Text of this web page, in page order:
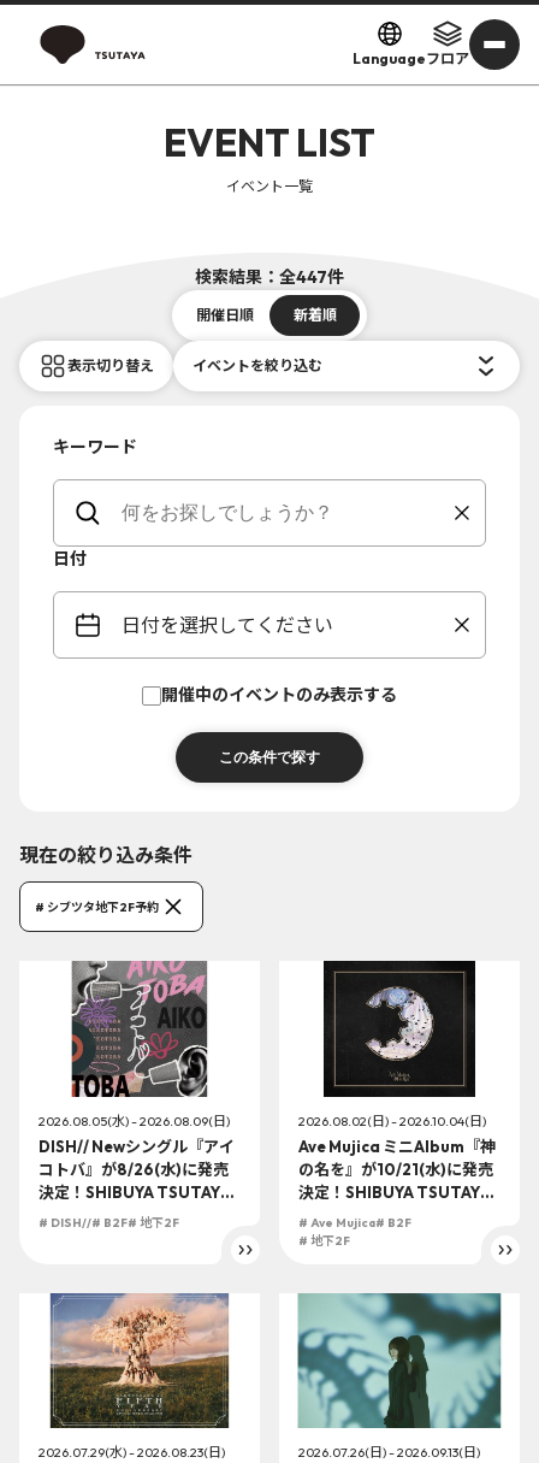
Languageフロア
EVENT LIST
イベント一覧
検索結果：全447件
開催日順 新着順
表示切り替え イベントを絞り込む
キーワード
日付
日付を選択してください
開催中のイベントのみ表示する
現在の絞り込み条件
# シブツタ地下2F予約
2026.08.05(水) - 2026.08.09(日)
DISH// Newシングル『アイ
コトバ』が8/26(水)に発売
決定！SHIBUYA TSUTAYA
地下2F店頭受取での予約購
# DISH//# B2F# 地下2F
2026.08.02(日) - 2026.10.04(日)
Ave Mujica ミニAlbum『神
の名を』が10/21(水)に発売
決定！SHIBUYA TSUTAYA
地下2F店頭受取での予約購
入の受付を開始！
# Ave Mujica# B2F
# 地下2F
2026.07.29(水) - 2026.08.23(日) 2026.07.26(日) - 2026.09.13(日)